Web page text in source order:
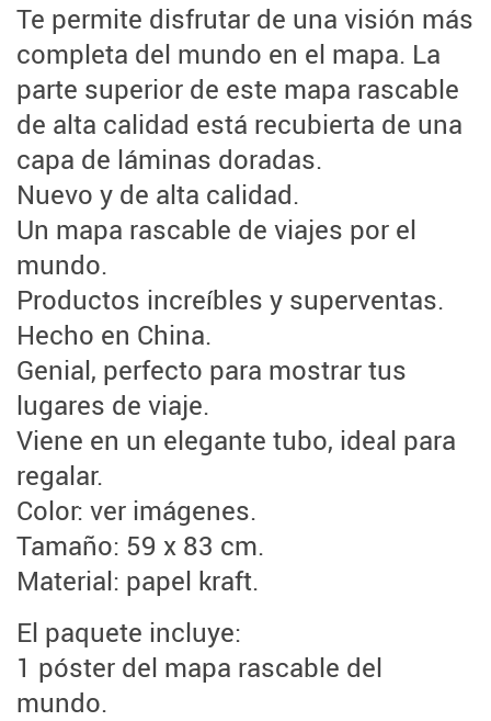
Te permite disfrutar de una visión más
completa del mundo en el mapa. La
parte superior de este mapa rascable
de alta calidad está recubierta de una
capa de láminas doradas.
Nuevo y de alta calidad.
Un mapa rascable de viajes por el
mundo.
Productos increíbles y superventas.
Hecho en China.
Genial, perfecto para mostrar tus
lugares de viaje.
Viene en un elegante tubo, ideal para
regalar.
Color: ver imágenes.
Tamaño: 59 x 83 cm.
Material: papel kraft.
El paquete incluye:
1 póster del mapa rascable del
mundo.